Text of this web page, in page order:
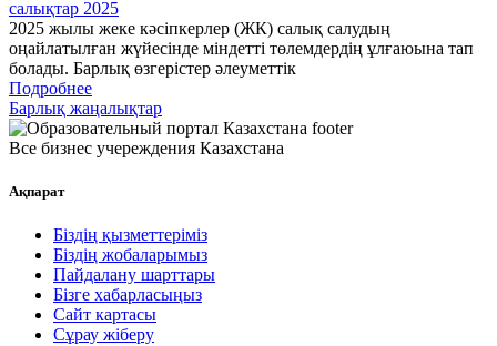
салықтар 2025
2025 жылы жеке кәсіпкерлер (ЖК) салық салудың
оңайлатылған жүйесінде міндетті төлемдердің ұлғаюына тап
болады. Барлық өзгерістер әлеуметтік
Подробнее
Барлық жаңалықтар
Все бизнес учереждения Казахстана
Ақпарат
Біздің қызметтеріміз
Біздің жобаларымыз
Пайдалану шарттары
Бізге хабарласыңыз
Сайт картасы
Сұрау жіберу